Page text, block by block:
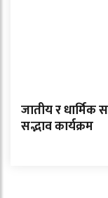
जातीय र धार्मिक
सद्भाव कार्यक्रम